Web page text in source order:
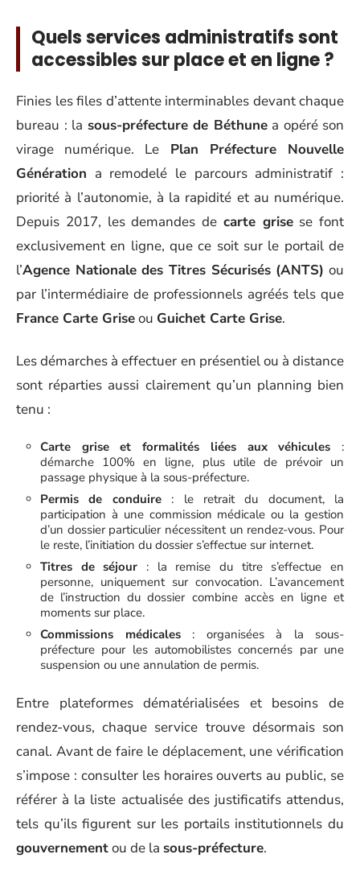
Quels services administratifs sont
accessibles sur place et en ligne ?
Finies les files d’attente interminables devant chaque
bureau : la sous-préfecture de Béthunea opéré son
virage numérique. Le Plan Préfecture Nouvelle
Génération a remodelé le parcours administratif :
priorité à l’autonomie, à la rapidité et au numérique.
Depuis 2017, les demandes de carte grisese font
exclusivement en ligne, que ce soit sur le portail de
l’Agence Nationale des Titres Sécurisés (ANTS) ou
par l’intermédiaire de professionnels agréés tels que
France Carte Griseou Guichet Carte Grise.
Les démarches à effectuer en présentiel ou à distance
sont réparties aussi clairement qu’un planning bien
tenu :
Carte grise et formalités liées aux véhicules :
démarche 100% en ligne, plus utile de prévoir un
passage physique à la sous-préfecture.
Permis de conduire: le retrait du document, la
participation à une commission médicale ou la gestion
d’un dossier particulier nécessitent un rendez-vous. Pour
le reste, l’initiation du dossier s’effectue sur internet.
Titres de séjour : la remise du titre s’effectue en
personne, uniquement sur convocation. L’avancement
de l’instruction du dossier combine accès en ligne et
moments sur place.
Commissions médicales: organisées à la sous-
préfecture pour les automobilistes concernés par une
suspension ou une annulation de permis.
Entre plateformes dématérialisées et besoins de
rendez-vous, chaque service trouve désormais son
canal. Avant de faire le déplacement, une vérification
s’impose : consulter les horaires ouverts au public, se
référer à la liste actualisée des justificatifs attendus,
tels qu’ils figurent sur les portails institutionnels du
gouvernementou de la sous-préfecture.